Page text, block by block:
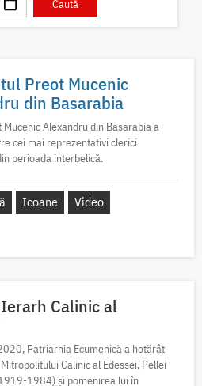
Preot Mucenic
din Basarabia
Mucenic Alexandru din Basarabia a
cei mai reprezentativi clerici
perioada interbelică.
Icoane
Video
Calinic al
Patriarhia Ecumenică a hotărât
Calinic al Edessei, Pellei
1984) și pomenirea lui în